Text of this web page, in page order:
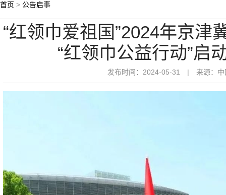
首页 > 公告启事
“红领巾爱祖国”2024年京津
“红领巾公益行动”启
发布时间：2024-05-31 | 来源：中